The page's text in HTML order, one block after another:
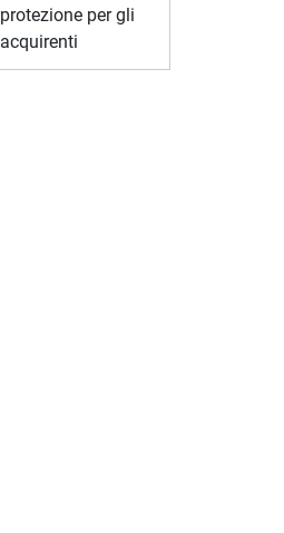
protezione per gli
acquirenti